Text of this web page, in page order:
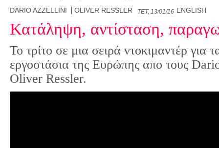
DARIO AZZELLINI OLIVER RESSLER ΤΕΤ, 13/01/16 ENGLISH
Κατάληψη, αντίσταση,
Το τρίτο σε μια σειρά ντοκιμαντέρ για
εργοστάσια της Ευρώπης απο τους
Oliver Ressler.